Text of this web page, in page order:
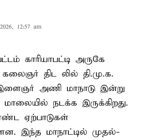
12:57 am
காரியாபட்டி அருகே
கலைஞர் திட லில் தி.மு.க.
அணி மாநாடு இன்று
நடக்க இருக்கிறது.
ஏற்பாடுகள்
இந்த மாநாட்டில் முதல்-